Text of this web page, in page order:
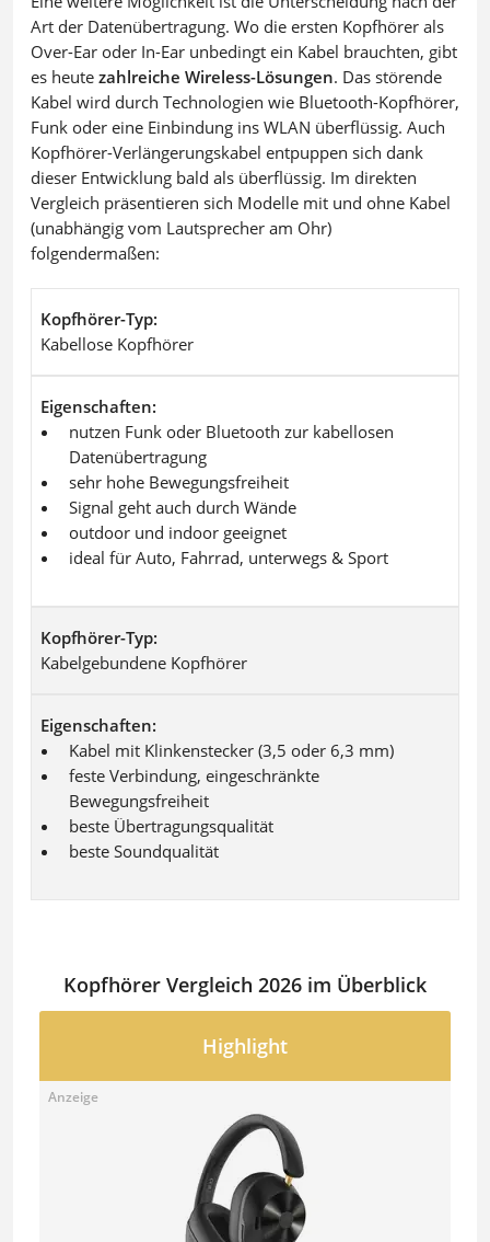
Art der Datenübertragung. Wo die ersten Kopfhörer als
Over-Ear oder In-Ear unbedingt ein Kabel brauchten, gibt
es heute zahlreiche Wireless-Lösungen. Das störende
Kabel wird durch Technologien wie Bluetooth-Kopfhörer,
Funk oder eine Einbindung ins WLAN überflüssig. Auch
Kopfhörer-Verlängerungskabel entpuppen sich dank
dieser Entwicklung bald als überflüssig. Im direkten
Vergleich präsentieren sich Modelle mit und ohne Kabel
(unabhängig vom Lautsprecher am Ohr)
folgendermaßen:
Kopfhörer-Typ
Kabellose Kopfhörer
Eigenschaften
nutzen Funk oder Bluetooth zur kabellosen
Datenübertragung
sehr hohe Bewegungsfreiheit
Signal geht auch durch Wände
outdoor und indoor geeignet
ideal für Auto, Fahrrad, unterwegs & Sport
Kopfhörer-Typ
Kabelgebundene Kopfhörer
Eigenschaften
Kabel mit Klinkenstecker (3,5 oder 6,3 mm)
feste Verbindung, eingeschränkte
Bewegungsfreiheit
beste Übertragungsqualität
beste Soundqualität
Kopfhörer Vergleich 2026 im Überblick